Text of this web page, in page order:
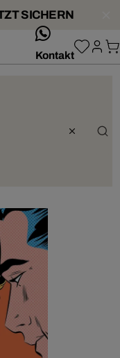
SICHERN
Kontakt